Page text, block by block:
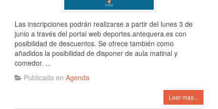
Las inscripciones podrán realizarse a partir del lunes 3 de
junio a través del portal web deportes.antequera.es con
posibilidad de descuentos. Se ofrece también como
añadidos la posibilidad de disponer de aula matinal y
comedor. ...
Publicado en Agenda
Leer más...